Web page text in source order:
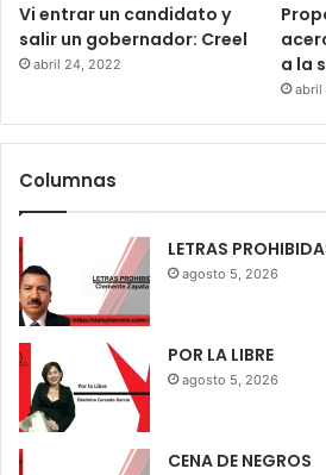
Vi entrar un candidato y
salir un gobernador: Creel
abril 24, 2022
a la
abril
Columnas
LETRAS
agosto 5, 2026
POR LA LIBRE
agosto 5, 2026
CENA DE NEGROS